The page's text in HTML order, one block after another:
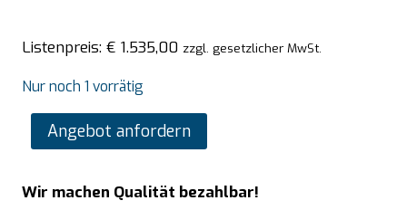
Listenpreis: € 1.535,00 zzgl. gesetzlicher MwSt.
Nur noch 1 vorrätig
SARO
Pizzatisch,
Türen,
Angebot anfordern
Wir machen Qualität bezahlbar!